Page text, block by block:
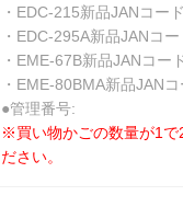
・EDC-215新品JANコー
・EDC-295A新品JANコ
・EME-67B新品JANコー
・EME-80BMA新品JAN
●管理番号:
※買い物かごの数量が1で
ださい。